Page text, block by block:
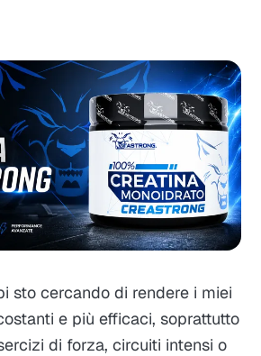
sto cercando di rendere i miei
e più efficaci, soprattutto
di forza, circuiti intensi o